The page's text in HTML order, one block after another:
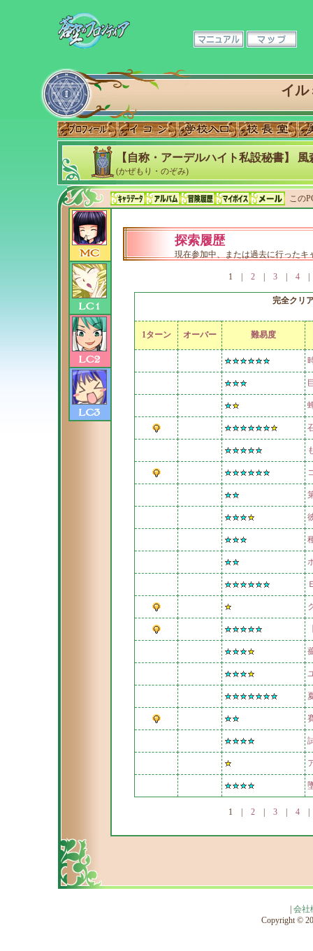
イル
【自称・アーデルハイト私設秘書】
(かぜもり・のぞみ)
この
探索履歴
現在参加中、または過去に行った
1 2| 3| 4
完全クリ
1ターン オーバー 難易度
1 2| 3| 4
会社
Copyright ©